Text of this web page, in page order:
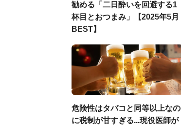
勧める「二日酔いを回避する1
杯目とおつまみ」【2025年5月
BEST】
危険性はタバコと同等以上なの
に税制が甘すぎる...現役医師が